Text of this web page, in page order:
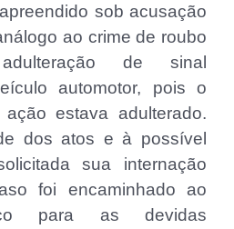
sob acusação
ao crime de roubo
de sinal
automotor, pois o
estava adulterado.
dos atos e à possível
sua internação
foi encaminhado ao
para as devidas